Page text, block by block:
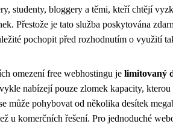
studenty, bloggery a těmi, kteří chtějí
Přestože je tato služba poskytována
pochopit před rozhodnutím o využití
omezení free webhostingu je limitovaný
nabízejí pouze zlomek kapacity,
může pohybovat od několika desítek
u komerčních řešení. Pro jednoduché